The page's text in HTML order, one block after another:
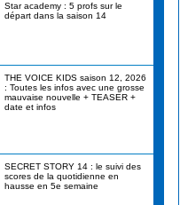
Star academy : 5 profs sur le
départ dans la saison 14
THE VOICE KIDS saison 12, 2026
: Toutes les infos avec une grosse
mauvaise nouvelle + TEASER +
date et infos
SECRET STORY 14 : le suivi des
scores de la quotidienne en
hausse en 5e semaine